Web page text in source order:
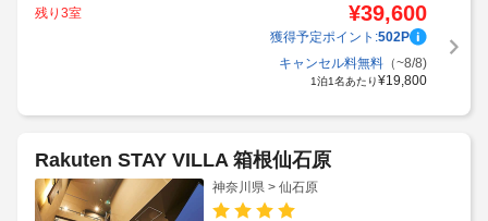
残り3室
¥39,600
獲得予定ポイント:502P
キャンセル料無料（~8/8)
1泊1名あたり¥19,800
Rakuten STAY VILLA 箱根仙石原
神奈川県 > 仙石原